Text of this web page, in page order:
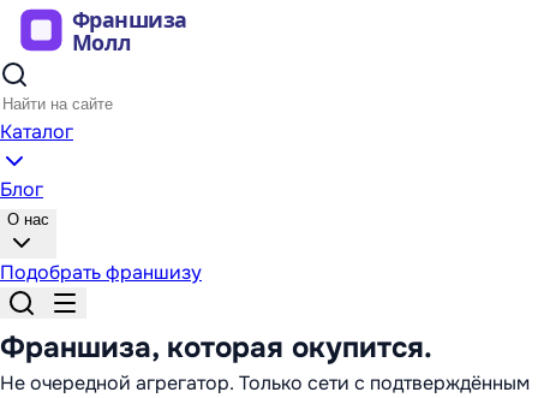
Каталог
Блог
О нас
Подобрать франшизу
Франшиза, которая окупится.
Не очередной агрегатор. Только сети с подтверждённым